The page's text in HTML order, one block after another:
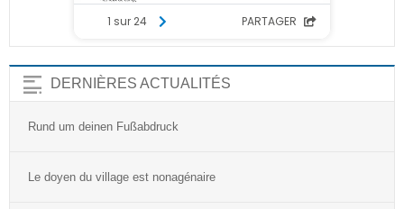
DERNIÈRES ACTUALITÉS
Rund um deinen Fußabdruck
Le doyen du village est nonagénaire